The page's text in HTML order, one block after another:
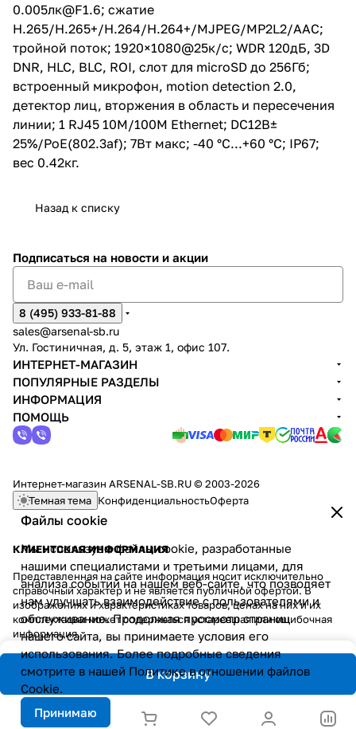
0.005лк@F1.6; сжатие
H.265/H.265+/H.264/H.264+/MJPEG/MP2L2/AAC;
тройной поток; 1920×1080@25к/с; WDR 120дБ, 3D
DNR, HLC, BLC, ROI, слот для microSD до 256Гб;
встроенный микрофон, motion detection 2.0,
детектор лиц, вторжения в область и пересечения
линии; 1 RJ45 10M/100M Ethernet; DC12В±
25%/PoE(802.3af); 7Вт макс; -40 °C...+60 °C; IP67;
вес 0.42кг.
Назад к списку
В корзину
Файлы cookie
Мы используем файлы cookie, разработанные
нашими специалистами и третьими лицами, для
анализа событий на нашем веб-сайте, что позволяет
нам улучшать взаимодействие с пользователями и
обслуживание. Продолжая просмотр страниц
нашего сайта, вы принимаете условия его
использования. Более подробные сведения
смотрите в нашей Политике в отношении файлов
Cookie.
Принимаю
Подписаться на новости и акции
8 (495) 933-81-88
sales@arsenal-sb.ru
Ул. Гостиничная, д. 5, этаж 1, офис 107.
ИНТЕРНЕТ-МАГАЗИН
ПОПУЛЯРНЫЕ РАЗДЕЛЫ
ИНФОРМАЦИЯ
ПОМОЩЬ
Интернет-магазин ARSENAL-SB.RU © 2003-2026
Темная тема КонфиденциальностьОферта
КЛИЕНТСКАЯ ИНФОРМАЦИЯ
Представленная на сайте информация носит исключительно
справочный характер и не является публичной офертой. В
изображениях и характеристиках товаров, ценах на них и их
комплектации может содержаться устаревшая или ошибочная
информация.